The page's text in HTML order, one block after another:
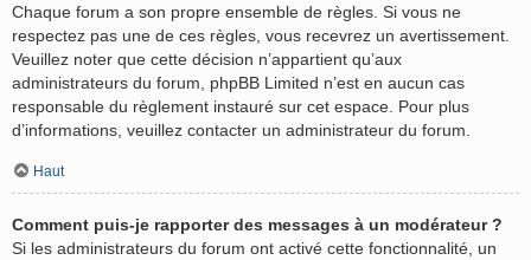
Chaque forum a son propre ensemble de règles. Si vous ne
respectez pas une de ces règles, vous recevrez un avertissement.
Veuillez noter que cette décision n’appartient qu’aux
administrateurs du forum, phpBB Limited n’est en aucun cas
responsable du règlement instauré sur cet espace. Pour plus
d’informations, veuillez contacter un administrateur du forum.
Haut
Comment puis-je rapporter des messages à un modérateur ?
Si les administrateurs du forum ont activé cette fonctionnalité, un